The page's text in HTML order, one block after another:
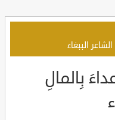
الببغاء
بِالمالِ